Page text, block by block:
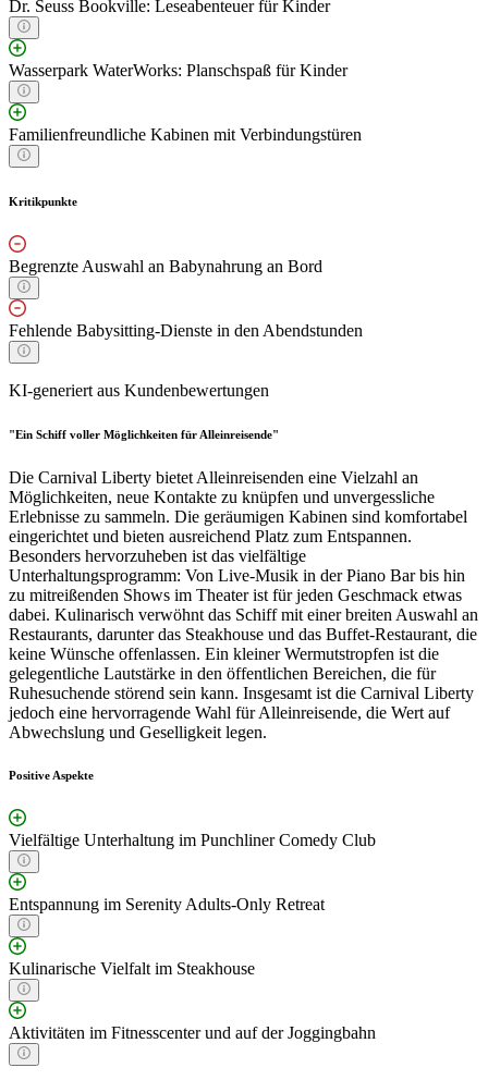
Dr. Seuss Bookville: Leseabenteuer für Kinder
Wasserpark WaterWorks: Planschspaß für Kinder
Familienfreundliche Kabinen mit Verbindungstüren
Kritikpunkte
Begrenzte Auswahl an Babynahrung an Bord
Fehlende Babysitting-Dienste in den Abendstunden
KI-generiert aus Kundenbewertungen
"Ein Schiff voller Möglichkeiten für Alleinreisende"
Die Carnival Liberty bietet Alleinreisenden eine Vielzahl an
Möglichkeiten, neue Kontakte zu knüpfen und unvergessliche
Erlebnisse zu sammeln. Die geräumigen Kabinen sind komfortabel
eingerichtet und bieten ausreichend Platz zum Entspannen.
Besonders hervorzuheben ist das vielfältige
Unterhaltungsprogramm: Von Live-Musik in der Piano Bar bis hin
zu mitreißenden Shows im Theater ist für jeden Geschmack etwas
dabei. Kulinarisch verwöhnt das Schiff mit einer breiten Auswahl an
Restaurants, darunter das Steakhouse und das Buffet-Restaurant, die
keine Wünsche offenlassen. Ein kleiner Wermutstropfen ist die
gelegentliche Lautstärke in den öffentlichen Bereichen, die für
Ruhesuchende störend sein kann. Insgesamt ist die Carnival Liberty
jedoch eine hervorragende Wahl für Alleinreisende, die Wert auf
Abwechslung und Geselligkeit legen.
Positive Aspekte
Vielfältige Unterhaltung im Punchliner Comedy Club
Entspannung im Serenity Adults-Only Retreat
Kulinarische Vielfalt im Steakhouse
Aktivitäten im Fitnesscenter und auf der Joggingbahn